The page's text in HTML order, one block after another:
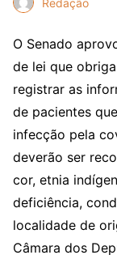
O Senado
de lei que
registrar as
de pacientes
infecção pela
deverão ser
cor, etnia
deficiência,
localidade de
Câmara dos